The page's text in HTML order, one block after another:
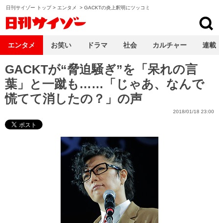
日刊サイゾー トップ> エンタメ > GACKTの炎上釈明にツッコミ
GACKTが“脅迫騒ぎ”を「呆れの言
葉」と一蹴も……「じゃあ、なんで
慌てて消したの？」の声
2018/01/18 23:00
エンタメ お笑い ドラマ 社会 カルチャー 連載